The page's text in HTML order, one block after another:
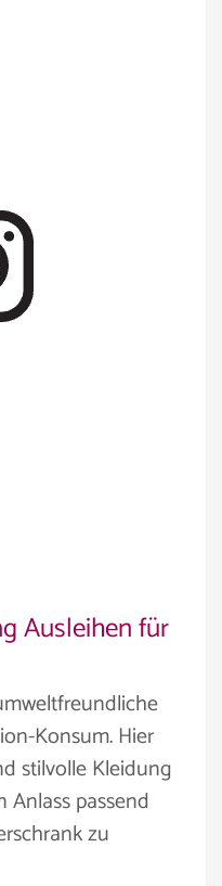
Ausleihen für
Konsum. Hier
stilvolle Kleidung
passend
zu